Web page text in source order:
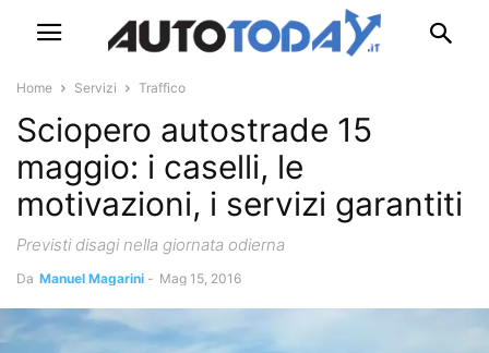
Home Servizi Traffico
Sciopero autostrade 15
maggio: i caselli, le
motivazioni, i servizi garantiti
Previsti disagi nella giornata odierna
Da Manuel Magarini - Mag 15, 2016